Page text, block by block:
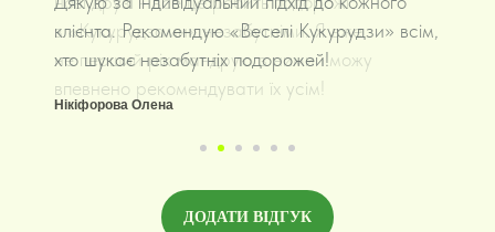
клієнта. Рекомендую «Веселі Кукурудзи» всім,
хто шукає незабутніх подорожей!
Нікіфорова Олена
ДОДАТИ ВІДГУК